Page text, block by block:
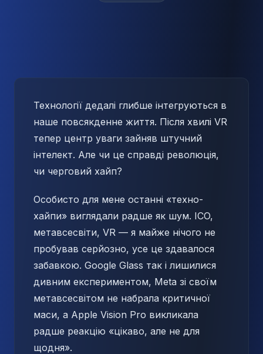
Технології дедалі глибше інтегруються в
наше повсякденне життя. Після хвилі VR
тепер центр уваги зайняв штучний
інтелект. Але чи це справді революція,
чи черговий хайп?
Особисто для мене останні «техно-
хайпи» виглядали радше як шум. ICO,
метавсесвіти, VR — я майже нічого не
пробував серйозно, усе це здавалося
забавкою. Google Glass так і лишилися
дивним експериментом, Meta зі своїм
метавсесвітом не набрала критичної
маси, а Apple Vision Pro викликала
радше реакцію «цікаво, але не для
щодня».